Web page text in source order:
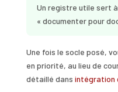
Un registre utile sert
« documenter pour
Une fois le socle posé,
en priorité, au lieu de
détaillé dans intégration